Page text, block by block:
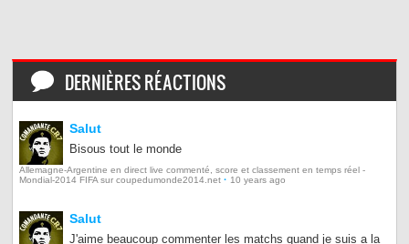
DERNIÈRES RÉACTIONS
Salut
Bisous tout le monde
Allemagne-Argentine en direct live commenté, score et classement en temps réel -
Mondial-2014 FIFA sur coupedumonde2014.net · 10 years ago
Salut
J'aime beaucoup commenter les matchs quand je suis a la